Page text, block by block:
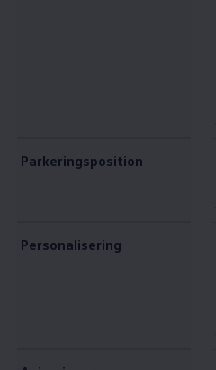
Parkeringsposition
Personalisering